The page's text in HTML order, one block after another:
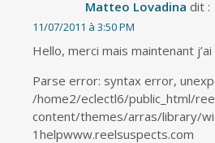
Matteo Lovadina dit :
11/07/2011 à 3:50 PM
Hello, merci mais maintenant
Parse error: syntax error,
/home2/eclectl6/public_html/
content/themes/arras/library/
1helpwww.reelsuspects.com